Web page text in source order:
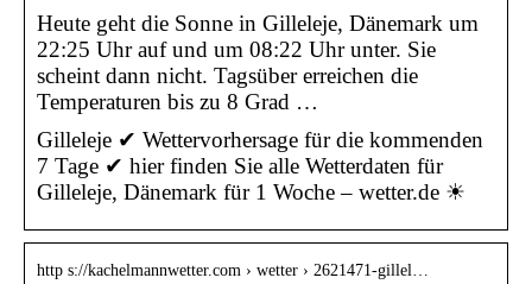
Heute geht die Sonne in Gilleleje, Dänemark um
22:25 Uhr auf und um 08:22 Uhr unter. Sie
scheint dann nicht. Tagsüber erreichen die
Temperaturen bis zu 8 Grad …
Gilleleje ✔ Wettervorhersage für die kommenden
7 Tage ✔ hier finden Sie alle Wetterdaten für
Gilleleje, Dänemark für 1 Woche – wetter.de ☀
http s://kachelmannwetter.com › wetter › 2621471-gillel…